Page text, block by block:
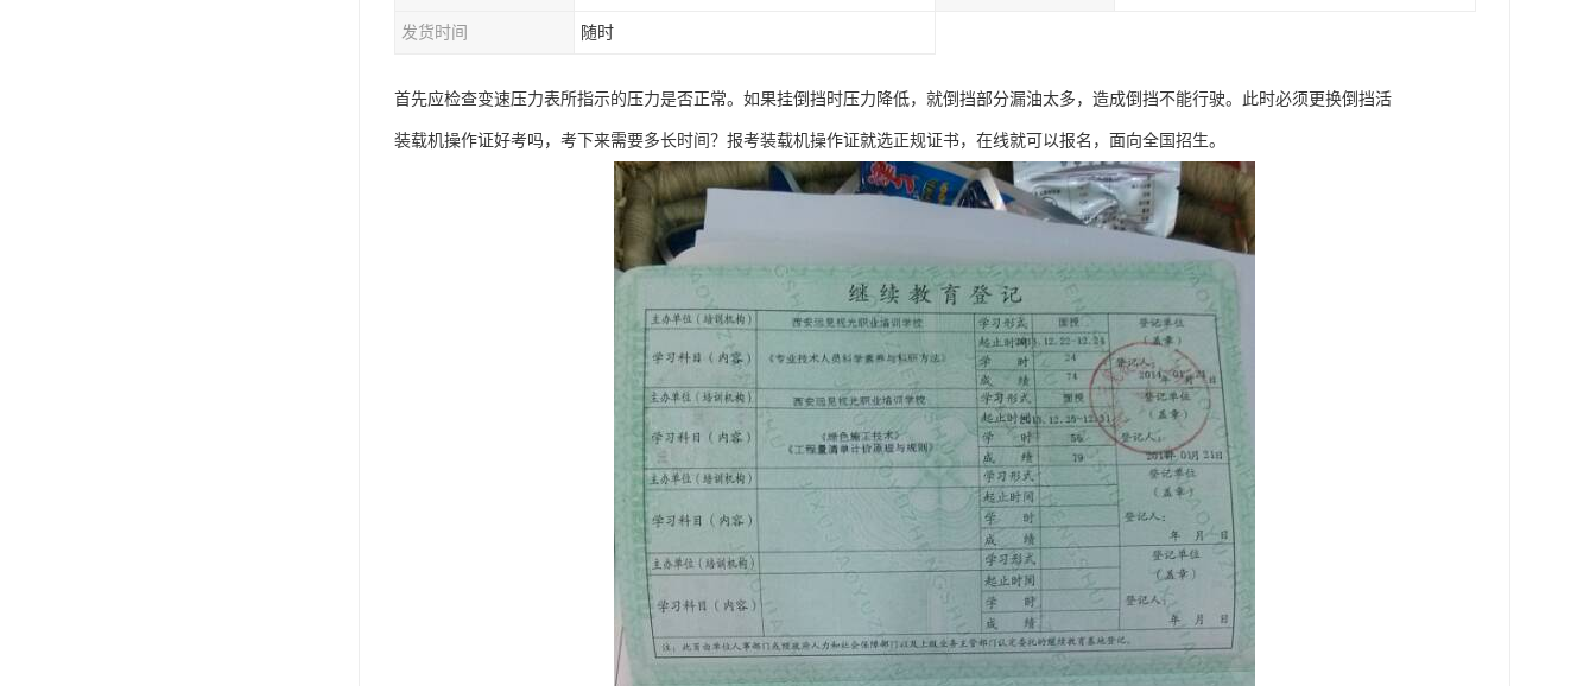
发货时间 随时
首先应检查变速压力表所指示的压力是否正常。如果挂倒挡时压力降低，就倒挡部分漏油太多，造成倒挡不能行驶。此时必须更换倒挡活
装载机操作证好考吗，考下来需要多长时间？报考装载机操作证就选正规证书，在线就可以报名，面向全国招生。